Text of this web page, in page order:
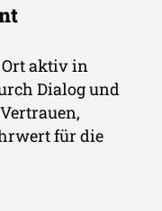
aktiv in
Dialog und
für die